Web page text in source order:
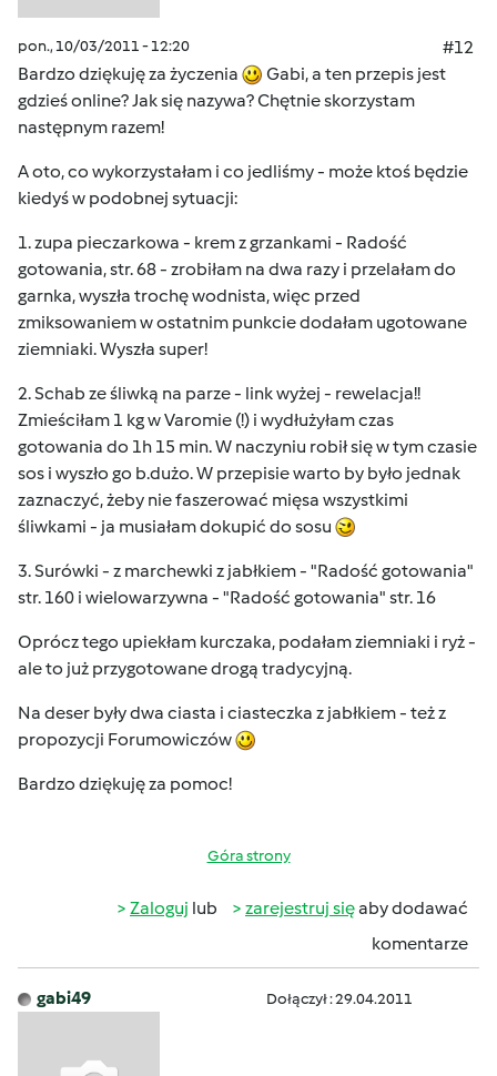
pon., 10/03/2011 - 12:20
#12
Bardzo dziękuję za życzenia
Gabi, a ten przepis jest
gdzieś online? Jak się nazywa? Chętnie skorzystam
następnym razem!
A oto, co wykorzystałam i co jedliśmy - może ktoś będzie
kiedyś w podobnej sytuacji:
1. zupa pieczarkowa - krem z grzankami - Radość
gotowania, str. 68 - zrobiłam na dwa razy i przelałam do
garnka, wyszła trochę wodnista, więc przed
zmiksowaniem w ostatnim punkcie dodałam ugotowane
ziemniaki. Wyszła super!
2. Schab ze śliwką na parze - link wyżej - rewelacja!!
Zmieściłam 1 kg w Varomie (!) i wydłużyłam czas
gotowania do 1h 15 min. W naczyniu robił się w tym czasie
sos i wyszło go b.dużo. W przepisie warto by było jednak
zaznaczyć, żeby nie faszerować mięsa wszystkimi
śliwkami - ja musiałam dokupić do sosu
3. Surówki - z marchewki z jabłkiem - "Radość gotowania"
str. 160 i wielowarzywna - "Radość gotowania" str. 16
Oprócz tego upiekłam kurczaka, podałam ziemniaki i ryż -
ale to już przygotowane drogą tradycyjną.
Na deser były dwa ciasta i ciasteczka z jabłkiem - też z
propozycji Forumowiczów
Bardzo dziękuję za pomoc!
Góra strony
Zaloguj lub zarejestruj sięaby dodawać
komentarze
gabi49 Dołączył : 29.04.2011